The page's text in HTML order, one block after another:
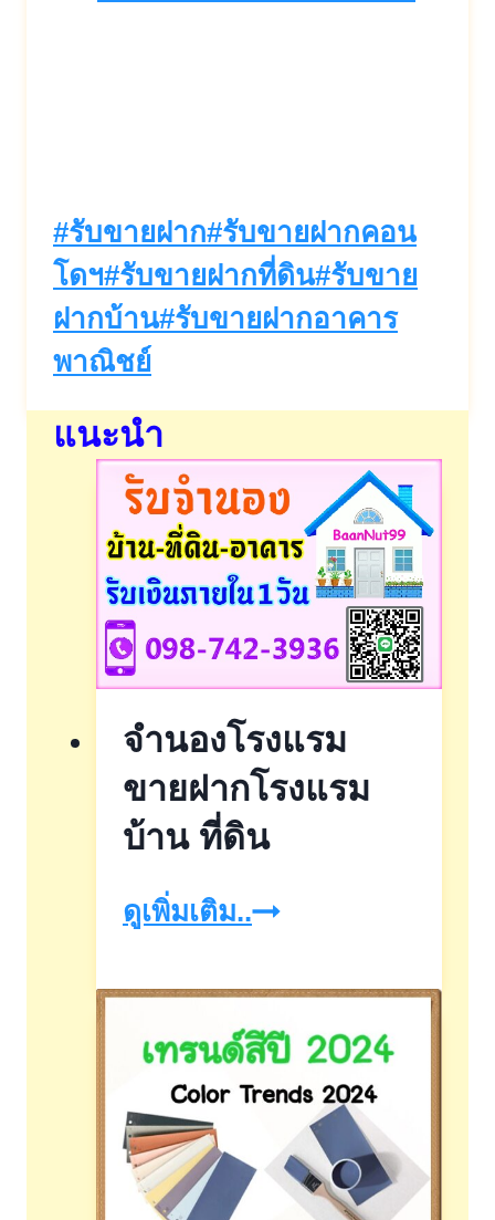
Post
Tags:
#รับขายฝาก#รับขายฝากคอน
โดฯ#รับขายฝากที่ดิน#รับขาย
ฝากบ้าน#รับขายฝากอาคาร
พาณิชย์
แนะนำ
จำนองโรงแรม
ขายฝากโรงแรม
บ้าน ที่ดิน
ดูเพิ่มเติม..จำนอง
ขาย
ฝาก
โรงแรม
ที่ดิน